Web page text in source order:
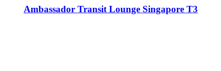
Ambassador Transit Lounge Singapore T3